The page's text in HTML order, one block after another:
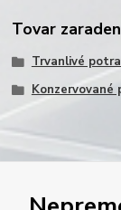
Tovar
Trvanlivé
Konzervované